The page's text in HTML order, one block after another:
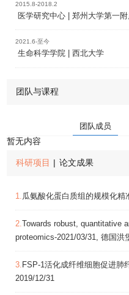
2015.8-2018.2
医学研究中心 | 郑州大学第一
2021.6-至今
生命科学学院 | 西北大学
团队与课程
团队成员
暂无内容
科研项目 | 论文成果
1.瓜氨酸化蛋白质组的规模化精
2.Towards robust, quantitative
proteomics-2021/03/31, 德国洪
3. FSP-1活化成纤维细胞促进肺
2019/12/31